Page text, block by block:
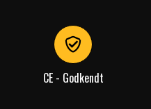
CE - Godkendt